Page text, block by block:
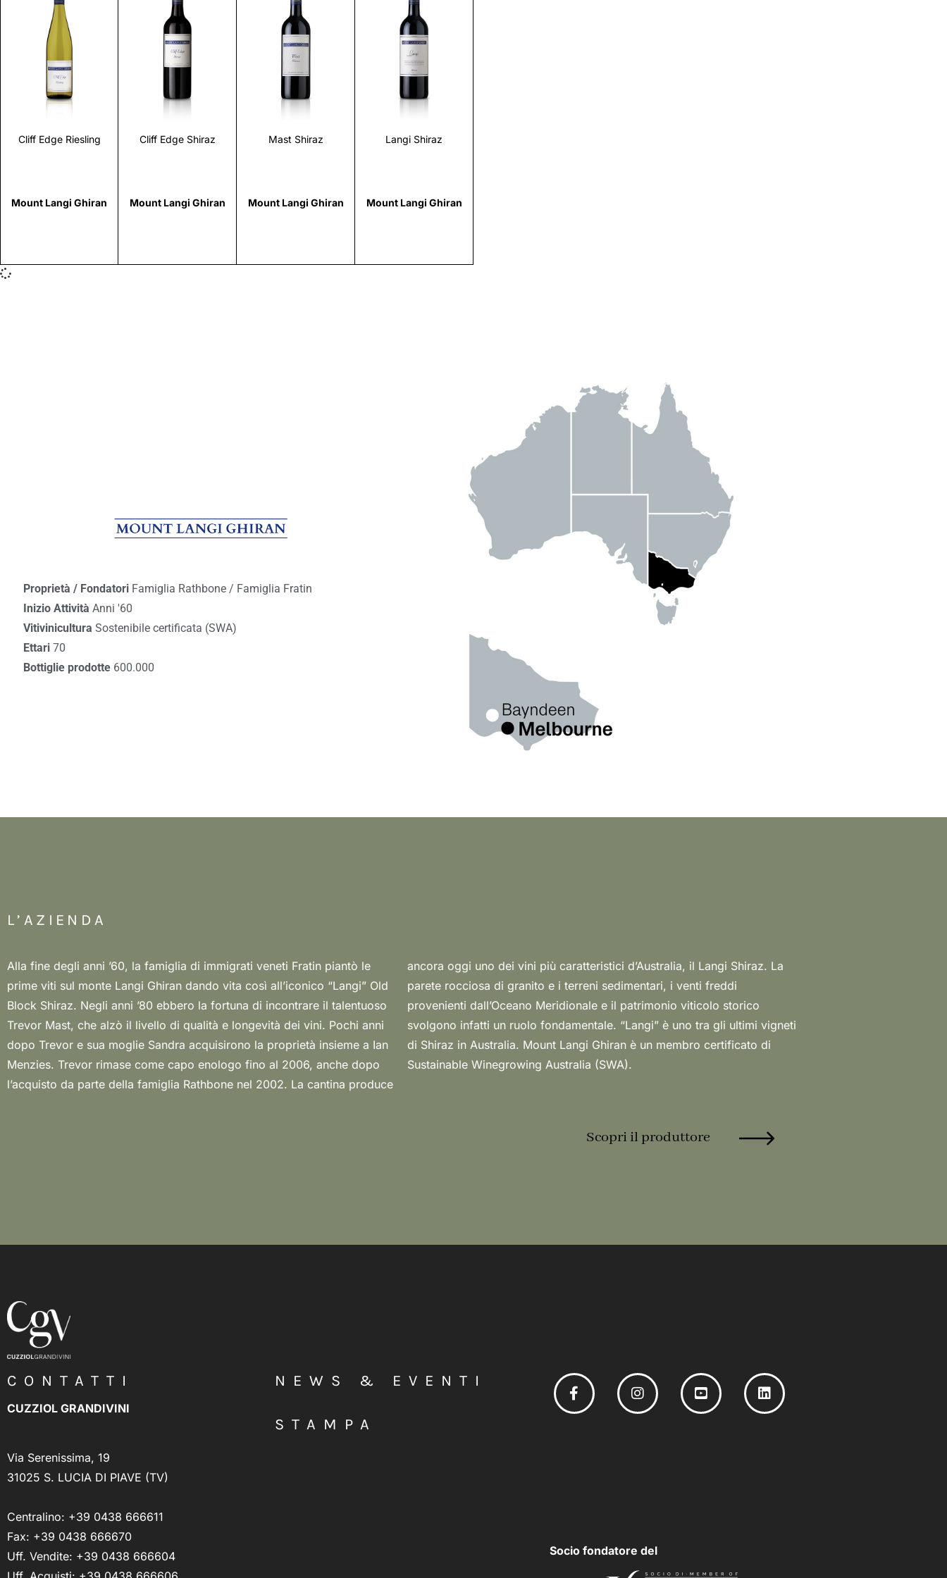
Cliff Edge Riesling
Mount Langi Ghiran
Scopri
Cliff Edge Shiraz
Mount Langi Ghiran
Mast Shiraz
Mount Langi Ghiran
Scopri
Langi Shiraz
Mount Langi Ghiran
Scopri
Proprietà / Fondatori Famiglia Rathbone / Famiglia Fratin
Inizio Attività Anni '60
Vitivinicultura Sostenibile certificata (SWA)
Ettari 70
Bottiglie prodotte 600.000
L’AZIENDA
Alla fine degli anni ’60, la famiglia di immigrati veneti Fratin piantò le
prime viti sul monte Langi Ghiran dando vita così all’iconico “Langi” Old
Block Shiraz. Negli anni ’80 ebbero la fortuna di incontrare il talentuoso
Trevor Mast, che alzò il livello di qualità e longevità dei vini. Pochi anni
dopo Trevor e sua moglie Sandra acquisirono la proprietà insieme a Ian
Menzies. Trevor rimase come capo enologo fino al 2006, anche dopo
l’acquisto da parte della famiglia Rathbone nel 2002. La cantina produce
ancora oggi uno dei vini più caratteristici d’Australia, il Langi Shiraz. La
parete rocciosa di granito e i terreni sedimentari, i venti freddi
provenienti dall’Oceano Meridionale e il patrimonio viticolo storico
svolgono infatti un ruolo fondamentale. “Langi” è uno tra gli ultimi vigneti
di Shiraz in Australia. Mount Langi Ghiran è un membro certificato di
Sustainable Winegrowing Australia (SWA).
Scopri il produttore
CONTATTI
CUZZIOL GRANDIVINI
Via Serenissima, 19
31025 S. LUCIA DI PIAVE (TV)
Centralino: +39 0438 666611
Fax: +39 0438 666670
Uff. Vendite: +39 0438 666604
NEWS & EVENTI
STAMPA
Socio fondatore del